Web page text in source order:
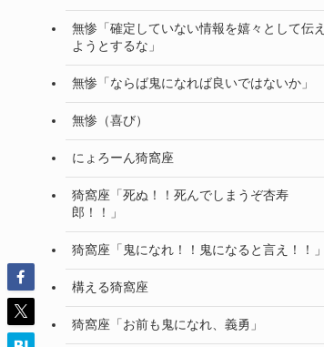
無惨「確定していない情報を嬉々として伝え
ようとするな」
無惨「ならば鬼になれば良いではないか」
無惨（喜び）
にょろーん猗窩座
猗窩座「死ぬ！！死んでしまうぞ杏寿
郎！！」
猗窩座「鬼になれ！！鬼になると言え！！」
構える猗窩座
猗窩座「お前も鬼になれ、義勇」